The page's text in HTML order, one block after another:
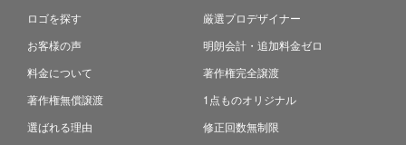
ロゴを探す
お客様の声
料金について
著作権無償譲渡
選ばれる理由
厳選プロデザイナー
明朗会計・追加料金ゼロ
著作権完全譲渡
1点ものオリジナル
修正回数無制限